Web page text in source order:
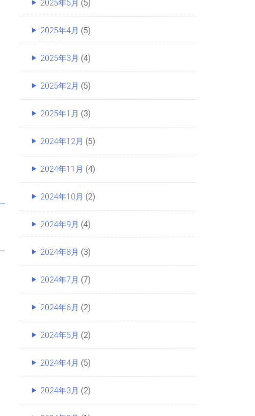
2025年5月 (5)
2025年4月 (5)
2025年3月 (4)
2025年2月 (5)
2025年1月 (3)
2024年12月 (5)
2024年11月 (4)
2024年10月 (2)
2024年9月 (4)
2024年8月 (3)
2024年7月 (7)
2024年6月 (2)
2024年5月 (2)
2024年4月 (5)
2024年3月 (2)